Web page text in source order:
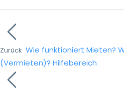
Zurück Wie funktioniert Mieten?
(Vermieten)? Hilfebereich